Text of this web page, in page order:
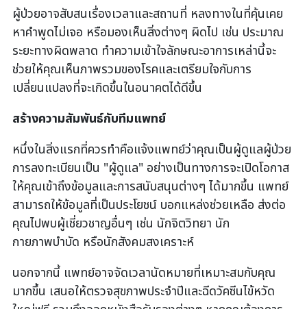
ผู้ป่วยอาจสับสนเรื่องเวลาและสถานที่ หลงทางในที่คุ้นเคย
หาคำพูดไม่เจอ หรือมองเห็นสิ่งต่างๆ ผิดไป เช่น ประมาณ
ระยะทางผิดพลาด ทำความเข้าใจลักษณะอาการเหล่านี้จะ
ช่วยให้คุณเห็นภาพรวมของโรคและเตรียมใจกับการ
เปลี่ยนแปลงที่จะเกิดขึ้นในอนาคตได้ดีขึ้น
สร้างความสัมพันธ์กับทีมแพทย์
หนึ่งในสิ่งแรกที่ควรทำคือแจ้งแพทย์ว่าคุณเป็นผู้ดูแลผู้ป่วย
การลงทะเบียนเป็น "ผู้ดูแล" อย่างเป็นทางการจะเปิดโอกาส
ให้คุณเข้าถึงข้อมูลและการสนับสนุนต่างๆ ได้มากขึ้น แพทย์
สามารถให้ข้อมูลที่เป็นประโยชน์ บอกแหล่งช่วยเหลือ ส่งต่อ
คุณไปพบผู้เชี่ยวชาญอื่นๆ เช่น นักจิตวิทยา นัก
กายภาพบำบัด หรือนักสังคมสงเคราะห์
นอกจากนี้ แพทย์อาจจัดเวลานัดหมายที่เหมาะสมกับคุณ
มากขึ้น เสนอให้ตรวจสุขภาพประจำปีและฉีดวัคซีนไข้หวัด